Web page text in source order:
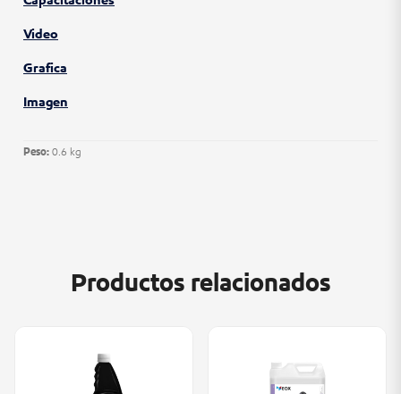
Video
Grafica
Imagen
Peso: 0.6 kg
Productos relacionados